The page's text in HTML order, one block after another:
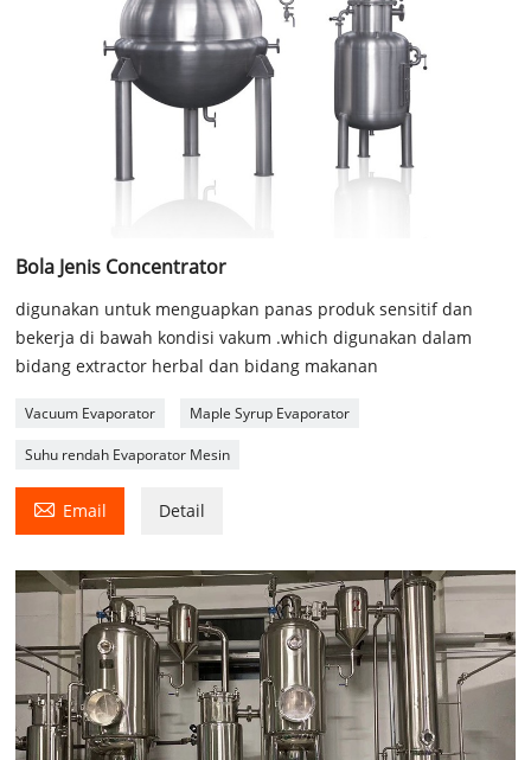
Bola Jenis Concentrator
digunakan untuk menguapkan panas produk sensitif dan
bekerja di bawah kondisi vakum .which digunakan dalam
bidang extractor herbal dan bidang makanan
Vacuum Evaporator Maple Syrup Evaporator
Suhu rendah Evaporator Mesin
 Email Detail